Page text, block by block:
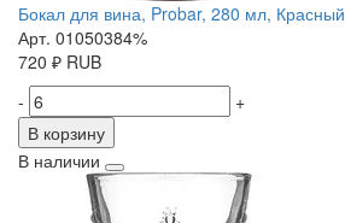
Бокал для вина, Probar, 280 мл, Красный
Арт. 01050384%
720 ₽ RUB
-
+
В корзину
В наличии